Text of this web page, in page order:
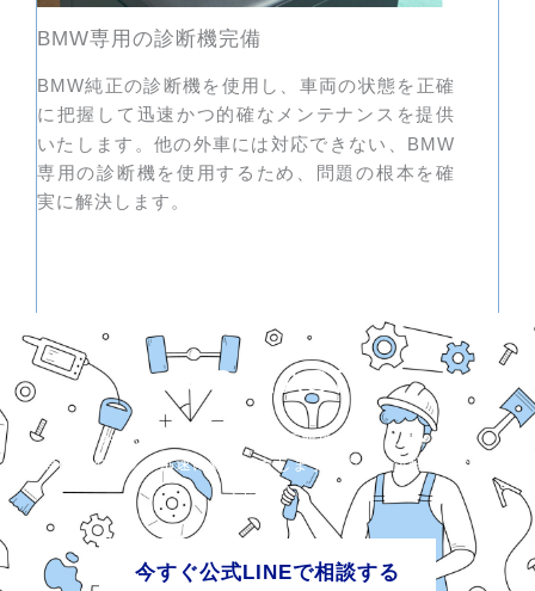
BMW専用の診断機完備
BMW純正の診断機を使用し、車両の状態を正確
に把握して迅速かつ的確なメンテナンスを提供
いたします。他の外車には対応できない、
BMW
専用の診断機を使用するため、問題の根本を確
実に解決します。
CONTACT
お問い合わせは公式LINEで簡単に行えます。
専門スタッフが迅速に対応いたしますので、お気軽にご利用
ください。
今すぐ公式LINEで相談する